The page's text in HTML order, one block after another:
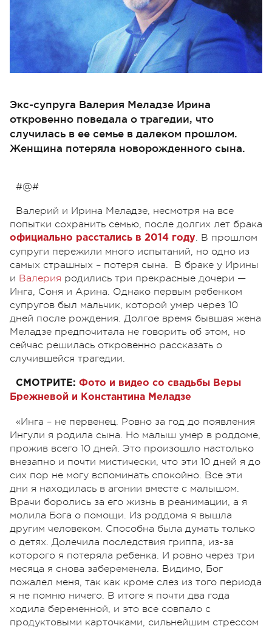
Экс-супруга Валерия Меладзе Ирина
откровенно поведала о трагедии, что
случилась в ее семье в далеком прошлом.
Женщина потеряла новорожденного сына.
#@#
Валерий и Ирина Меладзе, несмотря на все
попытки сохранить семью, после долгих лет брака
официально расстались в 2014 году. В прошлом
супруги пережили много испытаний, но одно из
самых страшных – потеря сына. В браке у Ирины
и Валерия родились три прекрасные дочери —
Инга, Соня и Арина. Однако первым ребенком
супругов был мальчик, которой умер через 10
дней после рождения. Долгое время бывшая жена
Меладзе предпочитала не говорить об этом, но
сейчас решилась откровенно рассказать о
случившейся трагедии.
СМОТРИТЕ: Фото и видео со свадьбы Веры
Брежневой и Константина Меладзе
«Инга – не первенец. Ровно за год до появления
Ингули я родила сына. Но малыш умер в роддоме,
прожив всего 10 дней. Это произошло настолько
внезапно и почти мистически, что эти 10 дней я до
сих пор не могу вспоминать спокойно. Все эти
дни я находилась в агонии вместе с малышом.
Врачи боролись за его жизнь в реанимации, а я
молила Бога о помощи. Из роддома я вышла
другим человеком. Способна была думать только
о детях. Долечила последствия гриппа, из-за
которого я потеряла ребенка. И ровно через три
месяца я снова забеременела. Видимо, Бог
пожалел меня, так как кроме слез из того периода
я не помню ничего. В итоге я почти два года
ходила беременной, и это все совпало с
продуктовыми карточками, сильнейшим стрессом